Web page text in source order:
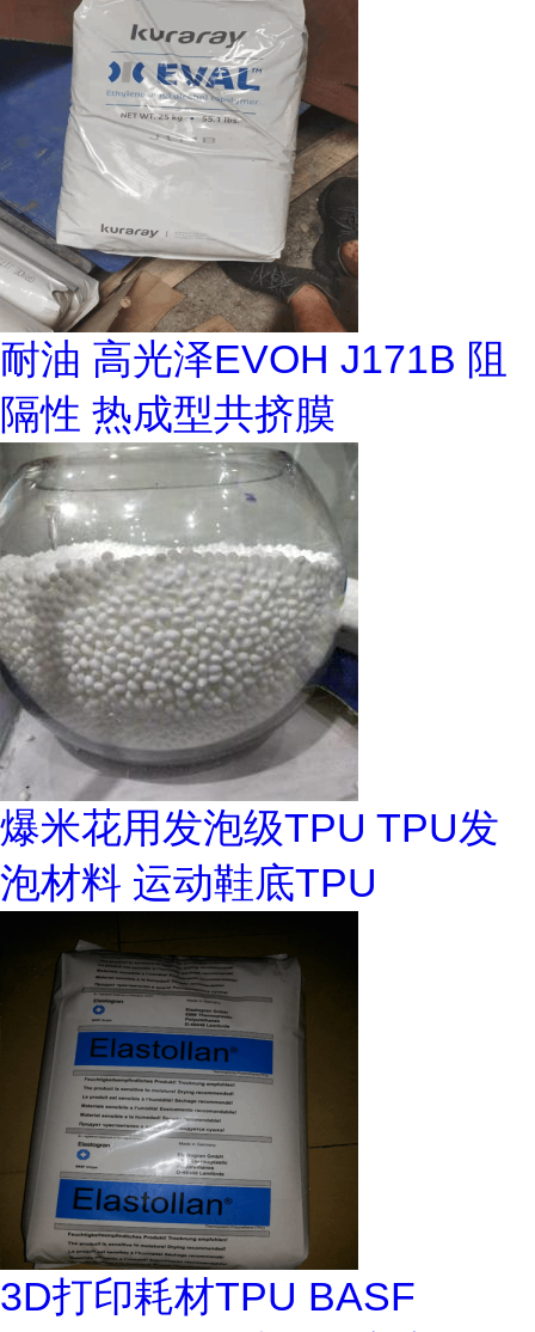
耐油 高光泽EVOH J171B 阻
隔性 热成型共挤膜
爆米花用发泡级TPU TPU发
泡材料 运动鞋底TPU
3D打印耗材TPU BASF